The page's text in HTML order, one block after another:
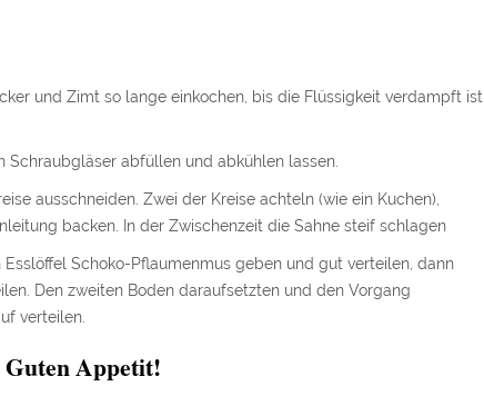
und Zimt so lange einkochen, bis die Flüssigkeit verdampft ist
Schraubgläser abfüllen und abkühlen lassen.
ausschneiden. Zwei der Kreise achteln (wie ein Kuchen),
backen. In der Zwischenzeit die Sahne steif schlagen
Schoko-Pflaumenmus geben und gut verteilen, dann
Den zweiten Boden daraufsetzten und den Vorgang
verteilen.
Guten Appetit!